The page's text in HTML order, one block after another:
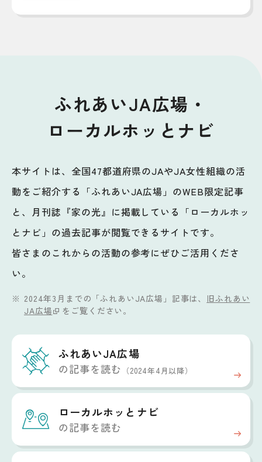
ふれあいJA広場・
ローカルホッとナビ
本サイトは、全国47都道府県のJAやJA女性組織の活
動をご紹介する「ふれあいJA広場」のWEB限定記事
と、月刊誌『家の光』に掲載している「ローカルホッ
とナビ」の過去記事が閲覧できるサイトです。
皆さまのこれからの活動の参考にぜひご活用くださ
い。
2024年3月までの「ふれあいJA広場」記事は、 旧ふれあい
JA広場
をご覧ください。
ふれあいJA広場
の記事を読む （2024年4月以降）
ローカルホッと ナビ
の記事を読む